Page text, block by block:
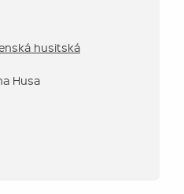
husitská
Husa